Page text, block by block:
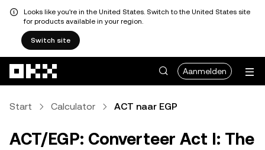
Looks like you're in the United States. Switch to the United States site
for products available in your region.
Switch site
Aanmelden
Start Calculator ACT naar EGP
ACT/EGP: Converteer Act I: The